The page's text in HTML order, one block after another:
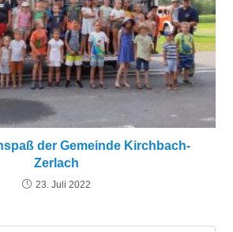
der Gemeinde Kirchbach-
Zerlach
23. Juli 2022